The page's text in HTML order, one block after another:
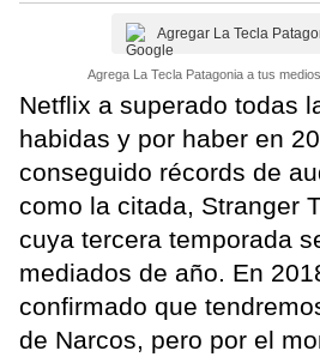
Agregar La Tecla
Agrega La Tecla Patagonia a tus
Netflix a superado todas
habidas y por haber en
conseguido récords de
como la citada, Stranger
cuya tercera temporada
mediados de año. En
confirmado que
de Narcos, pero por el